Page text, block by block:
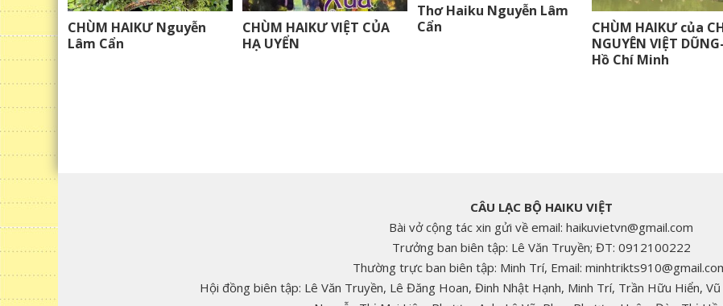
CHÙM HAIKƯ Nguyễn
Lâm Cẩn
CHÙM HAIKƯ VIỆT CỦA
HẠ UYỂN
Thơ Haiku Nguyễn Lâm
Cẩn
CHÙM HAIKƯ của
NGUYÊN VIỆT
Hồ Chí Minh
CÂU LẠC BỘ HAIKU VIỆT
Bài vở cộng tác xin gửi về email: haikuvietvn@gmail.com
Trưởng ban biên tập: Lê Văn Truyền; ĐT: 0912100222
Thường trực ban biên tập: Minh Trí, Email:
Hội đồng biên tập: Lê Văn Truyền, Lê Đăng Hoan, Đinh Nhật Hạnh, Minh Trí, Trần Hữu Hiển,